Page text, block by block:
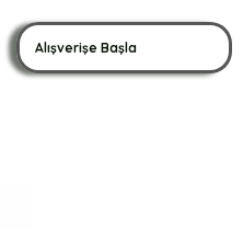
Alışverişe Başla